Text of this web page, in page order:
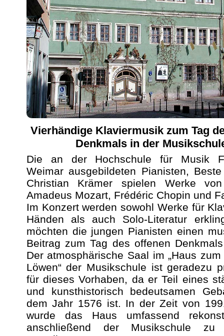
Vierhändige Klaviermusik zum Tag
Denkmals in der
Die an der Hochschule für Musik
Weimar ausgebildeten Pianisten,
Christian Krämer spielen Werke
Amadeus Mozart, Frédéric Chopin und
Im Konzert werden sowohl Werke für
Händen als auch Solo-Literatur
möchten die jungen Pianisten einen
Beitrag zum Tag des offenen
Der atmosphärische Saal im „Haus
Löwen“ der Musikschule ist geradezu
für dieses Vorhaben, da er Teil eines
und kunsthistorisch bedeutsamen
dem Jahr 1576 ist. In der Zeit von
wurde das Haus umfassend
anschließend der Musikschule zu